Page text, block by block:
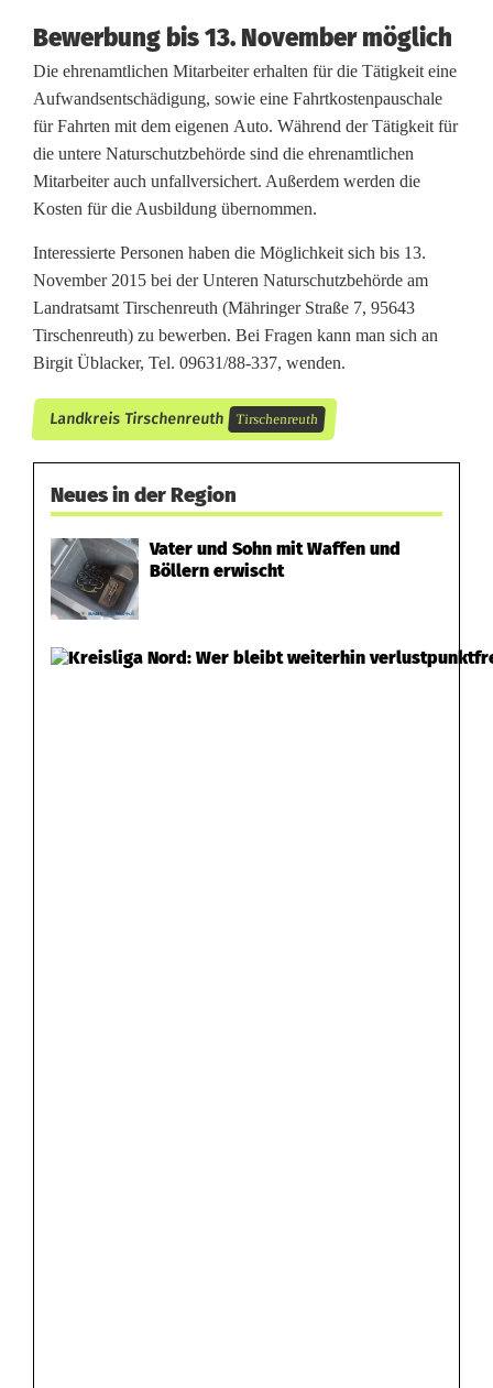
Bewerbung bis 13. November möglich
Die ehrenamtlichen Mitarbeiter erhalten für die Tätigkeit eine
Aufwandsentschädigung, sowie eine Fahrtkostenpauschale
für Fahrten mit dem eigenen Auto. Während der Tätigkeit für
die untere Naturschutzbehörde sind die ehrenamtlichen
Mitarbeiter auch unfallversichert. Außerdem werden die
Kosten für die Ausbildung übernommen.
Interessierte Personen haben die Möglichkeit sich bis 13.
November 2015 bei der Unteren Naturschutzbehörde am
Landratsamt Tirschenreuth (Mähringer Straße 7, 95643
Tirschenreuth) zu bewerben. Bei Fragen kann man sich an
Birgit Üblacker, Tel. 09631/88-337, wenden.
Landkreis Tirschenreuth Tirschenreuth
Neues in der Region
Vater und Sohn mit Waffen und
Böllern erwischt